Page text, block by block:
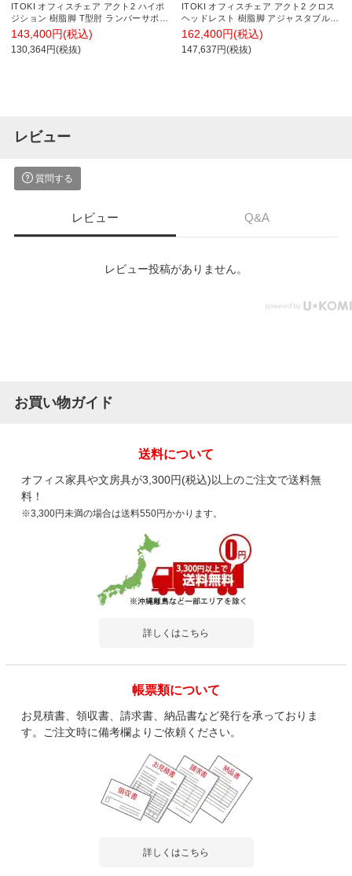
ITOKI オフィスチェア アクト2 ハイポ
ジション 樹脂脚 T型肘 ランバーサポー
ト ウレタンキャスター 事務椅子 デス
クチェア 背:抗ウイルスメッシュ T1
143,400円(税込)
130,364円(税抜)
ITOKI オフィスチェア アクト2 クロス
ヘッドレスト 樹脂脚 アジャスタブル肘
ランバーサポート ナイロンキャスター
事務椅子 再生ポリエステル W2
162,400円(税込)
147,637円(税抜)
レビュー
質問する
レビュー Q&A
レビュー投稿がありません。
お買い物ガイド
送料について
オフィス家具や文房具が3,300円(税込)以上のご注文で送料無
料！
※3,300円未満の場合は送料550円かかります。
詳しくはこちら
帳票類について
お見積書、領収書、請求書、納品書など発行を承っておりま
す。ご注文時に備考欄よりご依頼ください。
詳しくはこちら